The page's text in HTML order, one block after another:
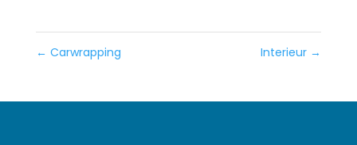
← Carwrapping Interieur →